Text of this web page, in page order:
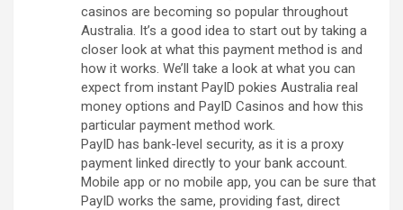
casinos are becoming so popular throughout
Australia. It’s a good idea to start out by taking a
closer look at what this payment method is and
how it works. We’ll take a look at what you can
expect from instant PayID pokies Australia real
money options and PayID Casinos and how this
particular payment method work.
PayID has bank-level security, as it is a proxy
payment linked directly to your bank account.
Mobile app or no mobile app, you can be sure that
PayID works the same, providing fast, direct